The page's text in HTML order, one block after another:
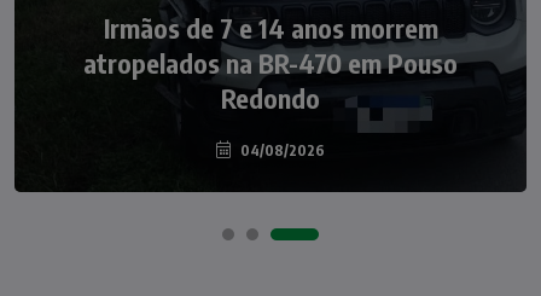
Irmãos de 7 e 14 anos morrem
atropelados na BR-470 em Pouso
Redondo
04/08/2026
Nádia Menegazzi leva o nome de Taió ao
palco do Programa Silvio Santos
07/08/2026